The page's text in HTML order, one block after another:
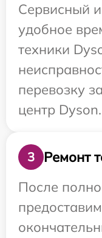
Сервисный
удобное
техники
перевозку
центр Dyson.
3
Ремонт
После